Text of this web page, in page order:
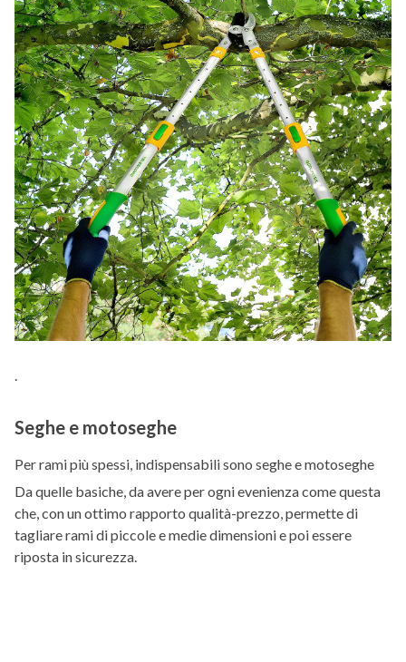
.
Seghe e motoseghe
Per rami più spessi, indispensabili sono seghe e motoseghe
Da quelle basiche, da avere per ogni evenienza come questa
che, con un ottimo rapporto qualità-prezzo, permette di
tagliare rami di piccole e medie dimensioni e poi essere
riposta in sicurezza.